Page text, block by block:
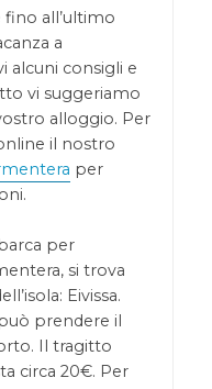
fino all’ultimo
a
alcuni consigli e
vi suggeriamo
alloggio. Per
il nostro
per
per
si trova
Eivissa.
prendere il
Il tragitto
circa 20€. Per